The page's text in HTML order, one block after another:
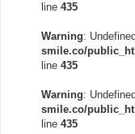
line 435
Warning:
smile.co/
line 435
Warning:
smile.co/
line 435